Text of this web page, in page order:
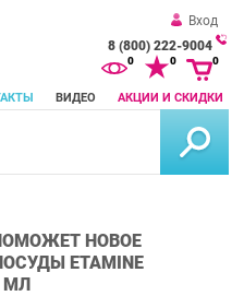
Вход
8 (800) 222-9004
ВИДЕО АКЦИИ И СКИДКИ
0 0 0
НОВОЕ
ETAMINE
МЛ